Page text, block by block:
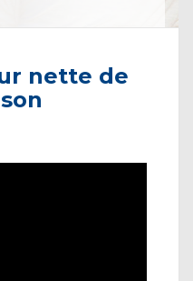
nette de